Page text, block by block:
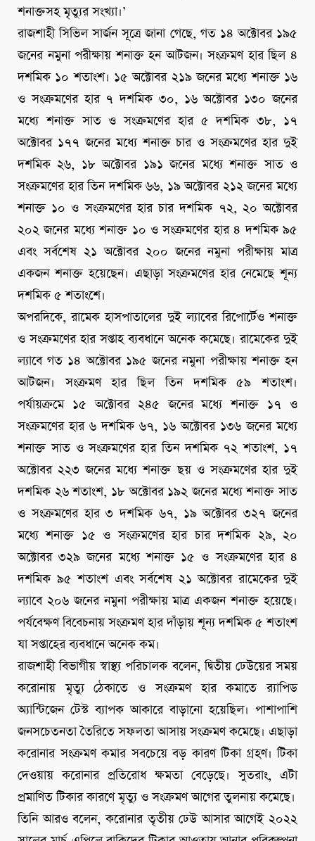
শনাক্তসহ মৃত্যুর সংখ্যা।’
রাজশাহী সিভিল সার্জন সূত্রে জানা গেছে, গত ১৪ অক্টোবর ১৯৫
জনের নমুনা পরীক্ষায় শনাক্ত হন আটজন। সংক্রমণ হার ছিল ৪
দশমিক ১০ শতাংশ। ১৫ অক্টোবর ২১৯ জনের মধ্যে শনাক্ত ১৬
ও সংক্রমণের হার ৭ দশমিক ৩০, ১৬ অক্টোবর ১৩০ জনের
মধ্যে শনাক্ত সাত ও সংক্রমণের হার ৫ দশমিক ৩৮, ১৭
অক্টোবর ১৭৭ জনের মধ্যে শনাক্ত চার ও সংক্রমণের হার দুই
দশমিক ২৬, ১৮ অক্টোবর ১৯১ জনের মধ্যে শনাক্ত সাত ও
সংক্রমণের হার তিন দশমিক ৬৬, ১৯ অক্টোবর ২১২ জনের মধ্যে
শনাক্ত ১০ ও সংক্রমণের হার চার দশমিক ৭২, ২০ অক্টোবর
২০২ জনের মধ্যে শনাক্ত ১০ ও সংক্রমণের হার ৪ দশমিক ৯৫
এবং সর্বশেষ ২১ অক্টোবর ২০০ জনের নমুনা পরীক্ষায় মাত্র
একজন শনাক্ত হয়েছেন। এছাড়া সংক্রমণের হার নেমেছে শূন্য
দশমিক ৫ শতাংশে।
অপরদিকে, রামেক হাসপাতালের দুই ল্যাবের রিপোর্টেও শনাক্ত
ও সংক্রমণের হার সপ্তাহ ব্যবধানে অনেক কমেছে। রামেকের দুই
ল্যাবে গত ১৪ অক্টোবর ১৯৫ জনের নমুনা পরীক্ষায় শনাক্ত হন
আটজন। সংক্রমণ হার ছিল তিন দশমিক ৫৯ শতাংশ।
পর্যায়ক্রমে ১৫ অক্টোবর ২৪৫ জনের মধ্যে শনাক্ত ১৭ ও
সংক্রমণের হার ৬ দশমিক ৬৭, ১৬ অক্টোবর ১৩৬ জনের মধ্যে
শনাক্ত সাত ও সংক্রমণের হার তিন দশমিক ৭২ শতাংশ, ১৭
অক্টোবর ২২৩ জনের মধ্যে শনাক্ত ছয় ও সংক্রমণের হার দুই
দশমিক ২৬ শতাংশ, ১৮ অক্টোবর ১৯২ জনের মধ্যে শনাক্ত সাত
ও সংক্রমণের হার ৩ দশমিক ৬৭, ১৯ অক্টোবর ৩২৭ জনের
মধ্যে শনাক্ত ১৫ ও সংক্রমণের হার চার দশমিক ২৯, ২০
অক্টোবর ৩২৯ জনের মধ্যে শনাক্ত ১৫ ও সংক্রমণের হার ৪
দশমিক ৯৫ শতাংশ এবং সর্বশেষ ২১ অক্টোবর রামেকের দুই
ল্যাবে ২০৬ জনের নমুনা পরীক্ষায় মাত্র একজন শনাক্ত হয়েছে।
পর্যবেক্ষণ বিবেচনায় সংক্রমণ হার দাঁড়ায় শূন্য দশমিক ৫ শতাংশ
যা সপ্তাহের ব্যবধানে অনেক কম।
রাজশাহী বিভাগীয় স্বাস্থ্য পরিচালক বলেন, দ্বিতীয় ঢেউয়ের সময়
করোনায় মৃত্যু ঠেকাতে ও সংক্রমণ হার কমাতে র‌্যাপিড
অ্যান্টিজেন টেস্ট ব্যাপক আকারে বাড়ানো হয়েছিল। পাশাপাশি
জনসচেতনতা তৈরিতে সফলতা আসায় সংক্রমণ কমেছে। এছাড়া
করোনার সংক্রমণ কমার সবচেয়ে বড় কারণ টিকা গ্রহণ। টিকা
দেওয়ায় করোনার প্রতিরোধ ক্ষমতা বেড়েছে। সুতরাং, এটা
প্রমাণিত টিকার কারণে মৃত্যু ও সংক্রমণ আগের তুলনায় কমেছে।
তিনি আরও বলেন, করোনার তৃতীয় ঢেউ আসার আগেই ২০২২